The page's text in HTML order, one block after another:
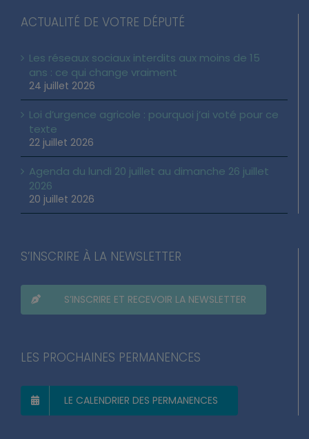
ACTUALITÉ DE VOTRE DÉPUTÉ
Les réseaux sociaux interdits aux moins de 15
ans : ce qui change vraiment
24 juillet 2026
Loi d’urgence agricole : pourquoi j’ai voté pour ce
texte
22 juillet 2026
Agenda du lundi 20 juillet au dimanche 26 juillet
2026
20 juillet 2026
S’INSCRIRE À LA NEWSLETTER
S’INSCRIRE ET RECEVOIR LA NEWSLETTER
LES PROCHAINES PERMANENCES
LE CALENDRIER DES PERMANENCES